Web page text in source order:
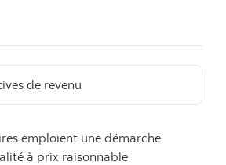
de revenu
emploient une démarche
à prix raisonnable